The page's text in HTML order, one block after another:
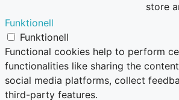
store
Funktionell
Funktionell
Functional cookies help to perform
functionalities like sharing the
social media platforms, collect
third-party features.